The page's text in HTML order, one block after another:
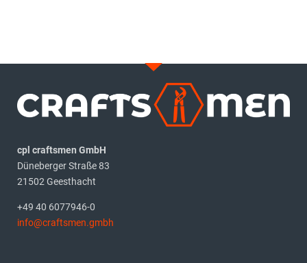
cpl craftsmen GmbH
Düneberger Straße 83
21502 Geesthacht
+49 40 6077946-0
info@craftsmen.gmbh